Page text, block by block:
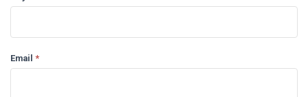
Email *